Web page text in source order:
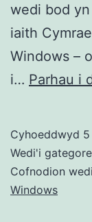
wedi bod
iaith
Windows –
i… Parhau i
Cyhoeddwyd
Wedi'i
Cofnodion
Windows